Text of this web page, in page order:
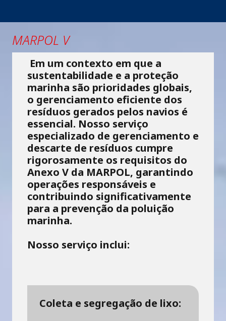
MARPOL V
Em um contexto em que a
sustentabilidade e a proteção
marinha são prioridades globais,
o gerenciamento eficiente dos
resíduos gerados pelos navios é
essencial. Nosso serviço
especializado de gerenciamento e
descarte de resíduos cumpre
rigorosamente os requisitos do
Anexo V da MARPOL, garantindo
operações responsáveis e
contribuindo significativamente
para a prevenção da poluição
marinha.
Nosso serviço inclui:
Coleta e segregação de lixo: